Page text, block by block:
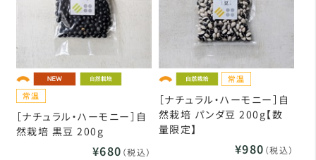
［ナチュラル・ハーモニー］自
然栽培 黒豆 200g
¥680 （税込）
［ナチュラル・ハーモニー］自
然栽培 パンダ豆 200g【数
量限定】
¥980 （税込）